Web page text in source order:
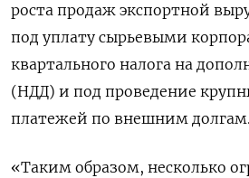
роста продаж экспортной
под уплату сырьевыми
квартального налога на
(НДД) и под проведение
платежей по внешним долгам.
«Таким образом, несколько